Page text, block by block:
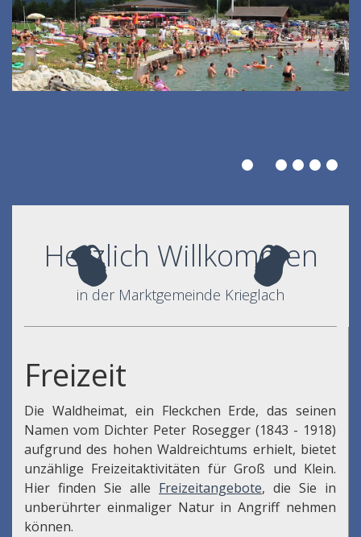
Herzlich Willkommen
in der Marktgemeinde Krieglach
Freizeit
Die Waldheimat, ein Fleckchen Erde, das seinen
Namen vom Dichter Peter Rosegger (1843 - 1918)
aufgrund des hohen Waldreichtums erhielt, bietet
unzählige Freizeitaktivitäten für Groß und Klein.
Hier finden Sie alle Freizeitangebote, die Sie in
unberührter einmaliger Natur in Angriff nehmen
können.